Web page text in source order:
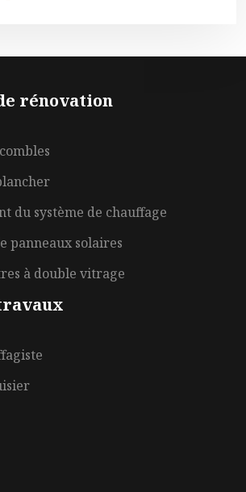
rénovation
du système de chauffage
panneaux solaires
à double vitrage